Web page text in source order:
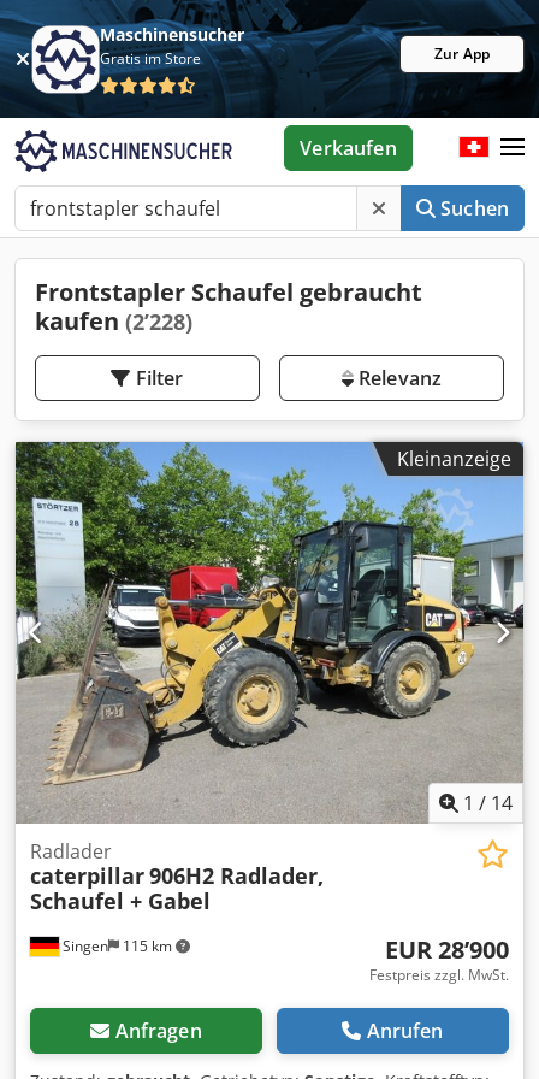
Maschinensucher
Gratis im Store Zur App
Suchen
Verkaufen
Frontstapler Schaufel gebraucht
kaufen (2’228)
Filter Relevanz
Kleinanzeige
1 / 14
Singen 115 km
Radlader
caterpillar906H2 Radlader,
Schaufel + Gabel
EUR 28’900
Festpreis zzgl. MwSt.
Anfragen Anrufen